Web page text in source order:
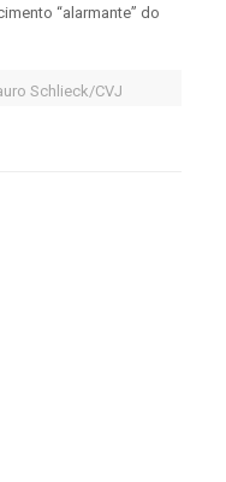
“alarmante” do
Schlieck/CVJ